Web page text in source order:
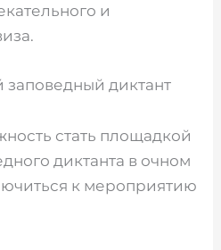
и
диктант
стать площадкой
диктанта в очном
к мероприятию